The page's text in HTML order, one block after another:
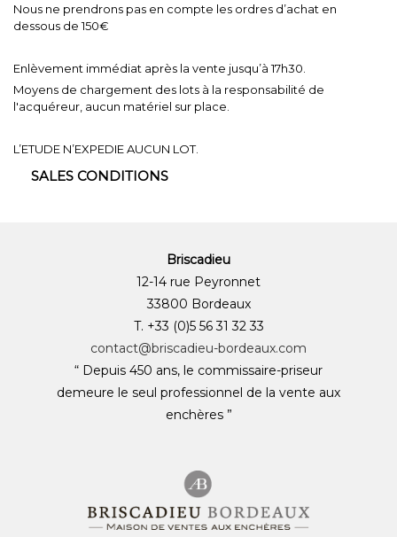
Nous ne prendrons pas en compte les ordres d’achat en
dessous de 150€
Enlèvement immédiat après la vente jusqu’à 17h30.
Moyens de chargement des lots à la responsabilité de
l'acquéreur, aucun matériel sur place.
L’ETUDE N’EXPEDIE AUCUN LOT.
SALES CONDITIONS
Briscadieu
12-14 rue Peyronnet
33800 Bordeaux
T. +33 (0)5 56 31 32 33
contact@briscadieu-bordeaux.com
“ Depuis 450 ans, le commissaire-priseur
demeure le seul professionnel de la vente aux
enchères ”